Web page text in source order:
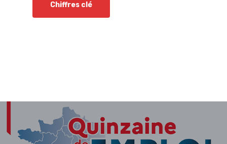
Chiffres clé